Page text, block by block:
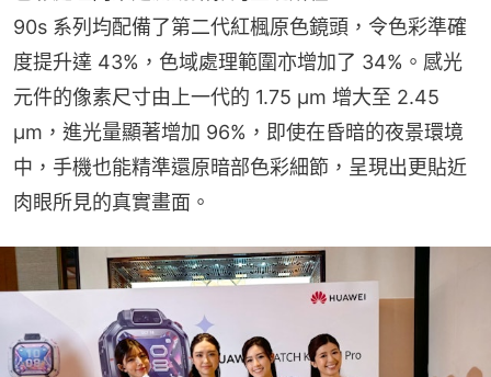
90s 系列均配備了第二代紅楓原色鏡頭，令色彩準確
度提升達 43%，色域處理範圍亦增加了 34%。感光
元件的像素尺寸由上一代的 1.75 μm 增大至 2.45
μm，進光量顯著增加 96%，即使在昏暗的夜景環境
中，手機也能精準還原暗部色彩細節，呈現出更貼近
肉眼所見的真實畫面。